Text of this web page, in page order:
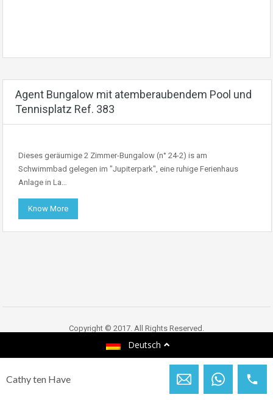
Agent Bungalow mit atemberaubendem Pool und
Tennisplatz Ref. 383
Dieses geräumige 2 Zimmer-Bungalow (n° 24-2) is am
Schwimmbad gelegen im "Jupiterpark", eine ruhige Ferienhaus
Anlage in La…
Know More
Copyright © 2017. All Rights Reserved.
Casa Coveta
Deutsch
Cathy ten Have